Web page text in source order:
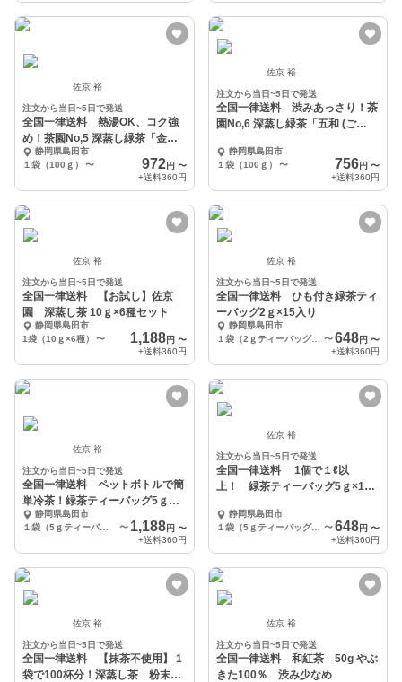
佐京 裕
注文から当日~5日で発送
全国一律送料 熱湯OK、コク強
め！茶園No,5 深蒸し緑茶「金谷
(かなや)」
静岡県島田市
１袋（100ｇ）
〜 972円 〜
+送料360円
佐京 裕
注文から当日~5日で発送
全国一律送料 渋みあっさり！茶
園No,6 深蒸し緑茶「五和 (ご
静岡県島田市
１袋（100ｇ）
〜 756円 〜
+送料360円
佐京 裕
注文から当日~5日で発送
全国一律送料 【お試し】佐京
園 深蒸し茶 10ｇ×6種セット
静岡県島田市
1袋（10ｇ×6種）
〜 1,188円 〜
+送料360円
佐京 裕
注文から当日~5日で発送
全国一律送料 ひも付き緑茶ティ
ーバッグ2ｇ×15入り
静岡県島田市
１袋（2ｇティーバッグ×15ケ入り）
〜648円 〜
+送料360円
佐京 裕
注文から当日~5日で発送
全国一律送料 ペットボトルで簡
単冷茶！緑茶ティーバッグ5ｇ
×33入り ひもなし
静岡県島田市
１袋（5ｇティーバッグ×33ケ入り）
〜 1,188円 〜
+送料360円
佐京 裕
注文から当日~5日で発送
全国一律送料 1個で１ℓ以
上！ 緑茶ティーバッグ5ｇ×15
静岡県島田市
１袋（5ｇティーバッグ×15ケ入り）
〜648円 〜
+送料360円
佐京 裕
注文から当日~5日で発送
全国一律送料 【抹茶不使用】 1
袋で100杯分！深蒸し茶 粉末緑
佐京 裕
注文から当日~5日で発送
全国一律送料 和紅茶 50g やぶ
きた100％ 渋み少なめ